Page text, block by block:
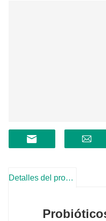
Detalles del producto